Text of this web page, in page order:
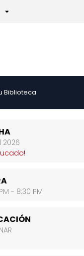
Biblioteca
2026
- 8:30 PM